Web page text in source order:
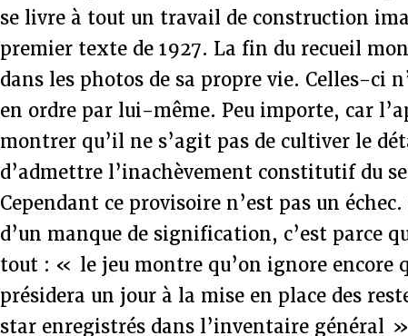
se livre à tout un travail de construction
premier texte de 1927. La fin du recueil
dans les photos de sa propre vie. Celles-ci
en ordre par lui-même. Peu importe, car
montrer qu’il ne s’agit pas de cultiver le
d’admettre l’inachèvement constitutif du
Cependant ce provisoire n’est pas un
d’un manque de signification, c’est parce
tout : « le jeu montre qu’on ignore encore
présidera un jour à la mise en place des
star enregistrés dans l’inventaire général »